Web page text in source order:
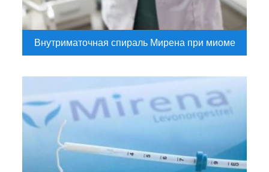
Внутриматочная спираль Мирена при миоме